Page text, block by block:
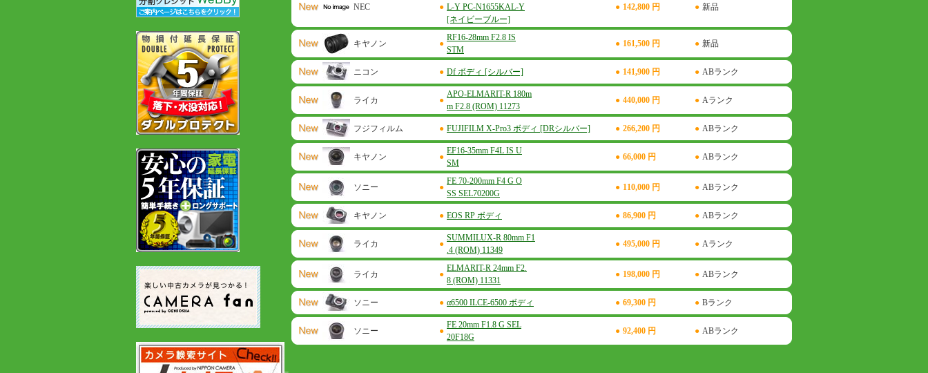
NEC ● L-Y PC-N1655KAL-Y
[ネイビーブルー]
● 142,800 円 ● 新品
キヤノン ●
RF16-28mm F2.8 IS
STM
● 161,500 円 ● 新品
ニコン ● Df ボディ [シルバー] ● 141,900 円 ● ABランク
ライカ ●
APO-ELMARIT-R 180m
m F2.8 (ROM) 11273
● 440,000 円 ● Aランク
フジフィルム ● FUJIFILM X-Pro3 ボディ [DRシルバー] ● 266,200 円 ● ABランク
キヤノン ●
EF16-35mm F4L IS U
SM
● 66,000 円 ● ABランク
ソニー ●
FE 70-200mm F4 G O
SS SEL70200G
● 110,000 円 ● ABランク
キヤノン ● EOS RP ボディ ● 86,900 円 ● ABランク
ライカ ●
SUMMILUX-R 80mm F1
.4 (ROM) 11349
● 495,000 円 ● Aランク
ライカ ●
ELMARIT-R 24mm F2.
8 (ROM) 11331
● 198,000 円 ● ABランク
ソニー ● α6500 ILCE-6500 ボディ ● 69,300 円 ● Bランク
ソニー ●
FE 20mm F1.8 G SEL
20F18G
● 92,400 円 ● ABランク